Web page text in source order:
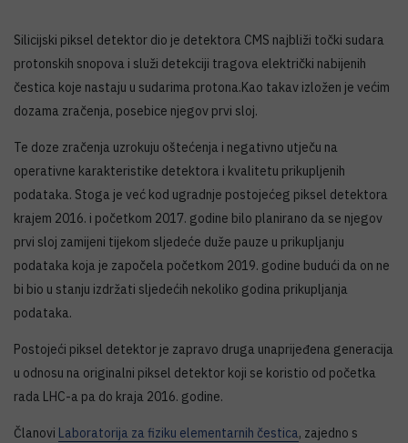
Silicijski piksel detektor dio je detektora CMS najbliži točki sudara
protonskih snopova i služi detekciji tragova električki nabijenih
čestica koje nastaju u sudarima protona.Kao takav izložen je većim
dozama zračenja, posebice njegov prvi sloj.
Te doze zračenja uzrokuju oštećenja i negativno utječu na
operativne karakteristike detektora i kvalitetu prikupljenih
podataka. Stoga je već kod ugradnje postojećeg piksel detektora
krajem 2016. i početkom 2017. godine bilo planirano da se njegov
prvi sloj zamijeni tijekom sljedeće duže pauze u prikupljanju
podataka koja je započela početkom 2019. godine budući da on ne
bi bio u stanju izdržati sljedećih nekoliko godina prikupljanja
podataka.
Postojeći piksel detektor je zapravo druga unaprijeđena generacija
u odnosu na originalni piksel detektor koji se koristio od početka
rada LHC-a pa do kraja 2016. godine.
Članovi Laboratorija za fiziku elementarnih čestica, zajedno s